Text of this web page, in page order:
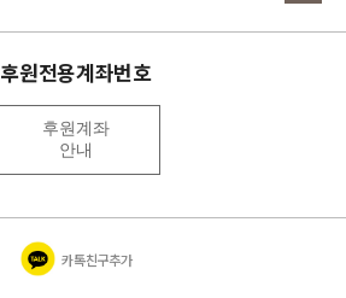
후원전용계좌번호
후원계좌
안내
카톡친구추가